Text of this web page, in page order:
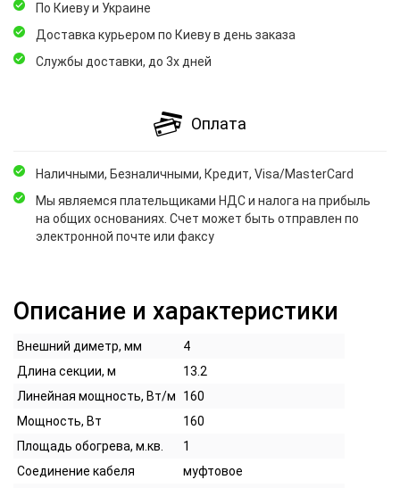
По Киеву и Украине
Доставка курьером по Киеву в день заказа
Службы доставки, до 3х дней
Оплата
Наличными, Безналичными, Кредит, Visa/MasterCard
Мы являемся плательщиками НДС и налога на прибыль
на общих основаниях. Счет может быть отправлен по
электронной почте или факсу
Описание и характеристики
Внешний диметр, мм
4
Длина секции, м
13.2
Линейная мощность, Вт/м
160
Мощность, Вт
160
Площадь обогрева, м.кв.
1
Соединение кабеля
муфтовое